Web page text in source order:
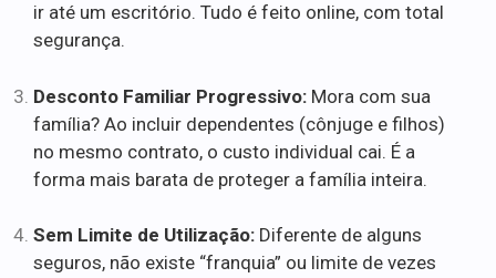
ir até um escritório. Tudo é feito online, com total
segurança.
Desconto Familiar Progressivo: Mora com sua
família? Ao incluir dependentes (cônjuge e filhos)
no mesmo contrato, o custo individual cai. É a
forma mais barata de proteger a família inteira.
Sem Limite de Utilização: Diferente de alguns
seguros, não existe “franquia” ou limite de vezes